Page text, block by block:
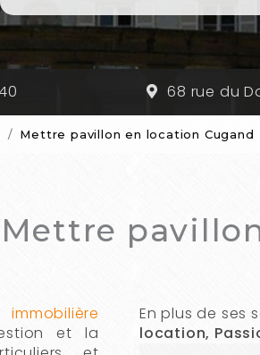
68 rue du
Mettre pavillon en location Cugand
Mettre
immobilière
et la
En plus de ses
location,